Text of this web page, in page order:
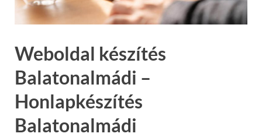
Weboldal készítés
Balatonalmádi –
Honlapkészítés
Balatonalmádi